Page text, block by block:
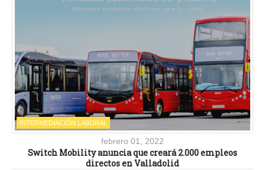
INTERMEDIACIÓN LABORAL
febrero 01, 2022
Switch Mobility anuncia que creará 2.000 empleos
directos en Valladolid